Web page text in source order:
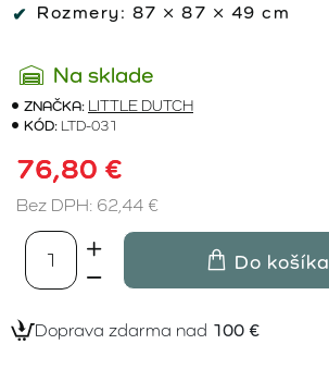
Rozmery: 87 × 87 × 49 cm
Na sklade
ZNAČKA: LITTLE DUTCH
KÓD: LTD-031
76,80 €
Bez DPH: 62,44 €
Do košíka
Doprava zdarma nad 100 €